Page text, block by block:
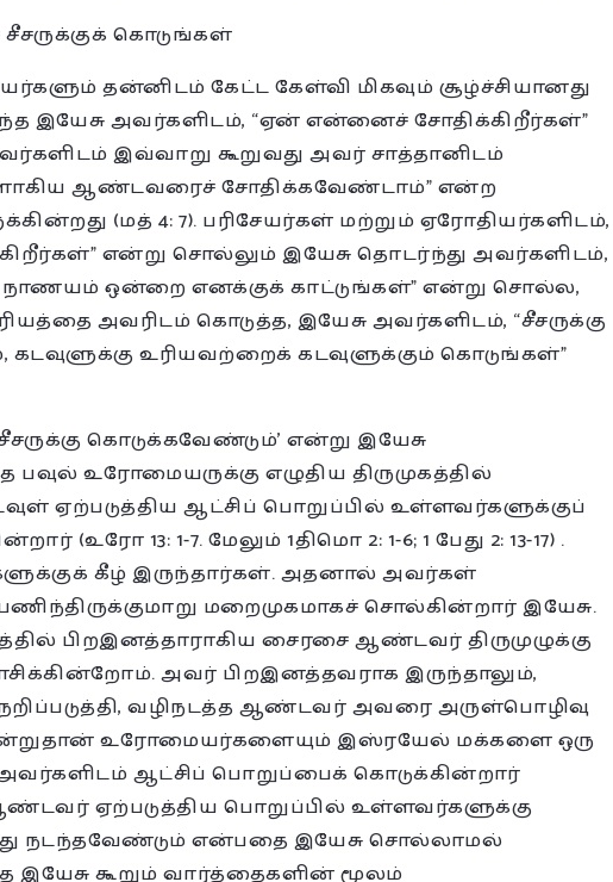
கொடுங்கள்
தன்னிடம் கேட்ட கேள்வி மிகவும் சூழ்ச்சியானது
இயேசு அவர்களிடம், “ஏன் என்னைச் சோதிக்கிறீர்கள்”
இவ்வாறு கூறுவது அவர் சாத்தானிடம்
ஆண்டவரைச் சோதிக்கவேண்டாம்” என்ற
(மத் 4: 7). பரிசேயர்கள் மற்றும் ஏரோதியர்களிடம்,
என்று சொல்லும் இயேசு தொடர்ந்து அவர்களிடம்,
நாணயம் ஒன்றை எனக்குக் காட்டுங்கள்” என்று சொல்ல,
அவரிடம் கொடுத்த, இயேசு அவர்களிடம், “சீசருக்கு
கடவுளுக்கு உரியவற்றைக் கடவுளுக்கும் கொடுங்கள்”
கொடுக்கவேண்டும்’ என்று இயேசு
உரோமையருக்கு எழுதிய திருமுகத்தில்
ஏற்படுத்திய ஆட்சிப் பொறுப்பில் உள்ளவர்களுக்குப்
(உரோ 13: 1-7. மேலும் 1திமொ 2: 1-6; 1 பேது 2: 13-17) .
கீழ் இருந்தார்கள். அதனால் அவர்கள்
மறைமுகமாகச் சொல்கின்றார் இயேசு.
பிறஇனத்தாராகிய சைரசை ஆண்டவர் திருமுழுக்கு
அவர் பிறஇனத்தவராக இருந்தாலும்,
வழிநடத்த ஆண்டவர் அவரை அருள்பொழிவு
உரோமையர்களையும் இஸ்ரயேல் மக்களை ஒரு
ஆட்சிப் பொறுப்பைக் கொடுக்கின்றார்
ஏற்படுத்திய பொறுப்பில் உள்ளவர்களுக்கு
நடந்தவேண்டும் என்பதை இயேசு சொல்லாமல்
கூறும் வார்த்தைகளின் மூலம்